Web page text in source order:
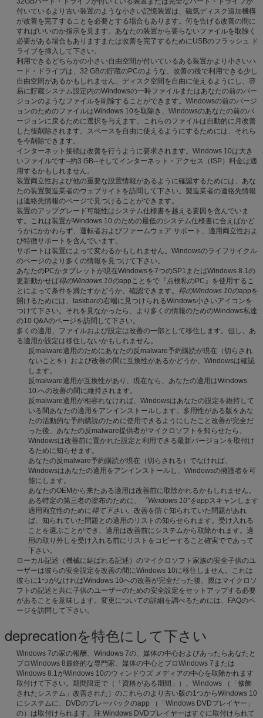
付いているより古い装置のような小さい記憶装置は、磁気ディスク追加機構
が改善を完了することを必要とする場合もあります。何を告げる改善の間に
すればいいのか指示を見ます。あなたの装置から要らないファイルを取除く
必要がある場合もありますまたは改善を完了するためにUSBのフラッシュ ド
ライブを挿入して下さい。
利用できるどちらかの小さい自由空間が付いているある装置かより小さいハ
ード・ドライブは、32 GBの貯蔵のPCのような、改善の後で利用できる少し
自由空間があるかもしれません。ディスク空間を自由に使えるようにし、容
易に貯蔵システム設定内のWindowsの一時ファイルまたはあなたの前のバー
ジョンのようなファイルを削除することができます。Windowsの前のバージ
ョンのためのファイルはWindows 10を取除き、Windowsのあなたの前のバ
ージョンに戻るために選択を与えます。これらのファイルは自動的に月改善
した後削除されます。スペースを自由に使えるようにするためには、それら
を今削除できます。
インターネット接続は改善を行うように要求されます。Windows 10は大き
いファイルです--約3 GB--そしてインターネット・アクセス（ISP）料金は適
用するかもしれません。
装置両立性および他の重要な設置情報があるように確認するためには、あな
たの装置製造業者のウェブサイトを訪問して下さい。製造業者の連絡先情報
は連絡先情報のページで見つけることができます。
装置のアップグレード可能性はシステム仕様書を越える要因を含んでいま
す。これは装置がWindows 10.のための最低のシステム仕様書に合えばかど
うかにかかわらず、運転者およびファームウェア サポート、適用両立性およ
び特徴サポートを含んでいます。
サポートは装置によって変わるかもしれません。Windowsのライフサイクル
のページのより多くの情報を見つけて下さい。
あなたのPCかタブレットが現在Windowsを7つのSP1またはWindows 8.1の
更新動かせば得のWindows 10のappことをで『点検私のPC』を使用するこ
とによって条件を満たすかどうか、確認できます。 得のWindows 10のappを
開けるためには、taskbarの右端に見つけられるWindows小さいアイコンを
つけて下さい。それを見なかったら、より多くの情報のためのWindows私達
の10 Q&Aのページを訪問して下さい。
多くの適用、ファイルおよび設定は改善の一部として移住します。但し、あ
る適用か設定は移住しないかもしれません。
反malware適用のためにあなたの反malware予約購読が現在（切らされ
ないことを）および改善の間に互換性があるかどうか、Windowsは確認
します。
反malware適用が互換性があり、現在なら、あなたの適用はWindows
10.への改善の間に維持されます。
反malware適用が相容れなければ、Windowsはあなたの設定を維持して
いる間あなたの適用をアンインストールします。多用性がある版をあな
たの活動的な予約購読のために使用できるようにしたこと改善が完全だ
った後、あなたの反malware提供者がマイクロソフトを知らせたら、
Windowsは改善前に置かれた設定と利用できる最新バージョンを取付け
るために知らせます。
あなたの反malware予約購読が現在（切らされる）でなければ、
Windowsはあなたの適用をアンインストールし、Windowsの擁護者を可
能にします。
あなたのOEMから来たある適用は改善前に取除かれるかもしれません。
ある特定の第三者の塗布のために、
「Windows 10"をappスキャンします
適用両立性のために得て下さい。改善を防ぐ知られていた問題があれ
ば、知られていた問題との適用のリストの知らせられます。受け入れる
ことを選ぶことができ、適用は改善前にシステムから取除かれます。適
用の取り外しを受け入れる前にリストをコピーすること確実でであって
下さい。
ローカル記述（機械に結ばれる記述）のマイクロソフト家族の安全子供のユ
ーザーは彼らの安全設定を改善の間にWindows 10に移住しません。これは
彼らに1つがなければWindows 10への改善が完全だった後、親はマイクロソ
フトの記述と共に子供のユーザーのための安全設定をセットアップする必要
があることを意味します。変更についての詳細を調べるためには、FAQのペ
ージを訪問して下さい。
deprecationを特色にして下さい
Windows 7の家の報酬、Windows 7の、媒体の中心およびあったらあなたと
プロWindows 8最終的な専門家、媒体の中心とプロWindows 7または
Windows 8.1がWindows 10のウィンドウズ メディアの中心を取除かれます
取付けて下さい。期間限定で（「資格がある期間」）、Windows （「修飾
されたシステム」改善された）のこれらのより古い版の1つからWindows 10
にシステムに、DVDのプレーバックのapp （「Windows DVDプレイヤー」
の）は取付けられます。注:Windows DVDプレイヤーはすぐに取付けられて